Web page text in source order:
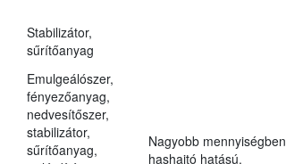
Stabilizátor,
sűrítőanyag
Emulgeálószer,
fényezőanyag,
nedvesítőszer,
stabilizátor,
sűrítőanyag,
Nagyobb mennyiségben
hashajtó hatású.